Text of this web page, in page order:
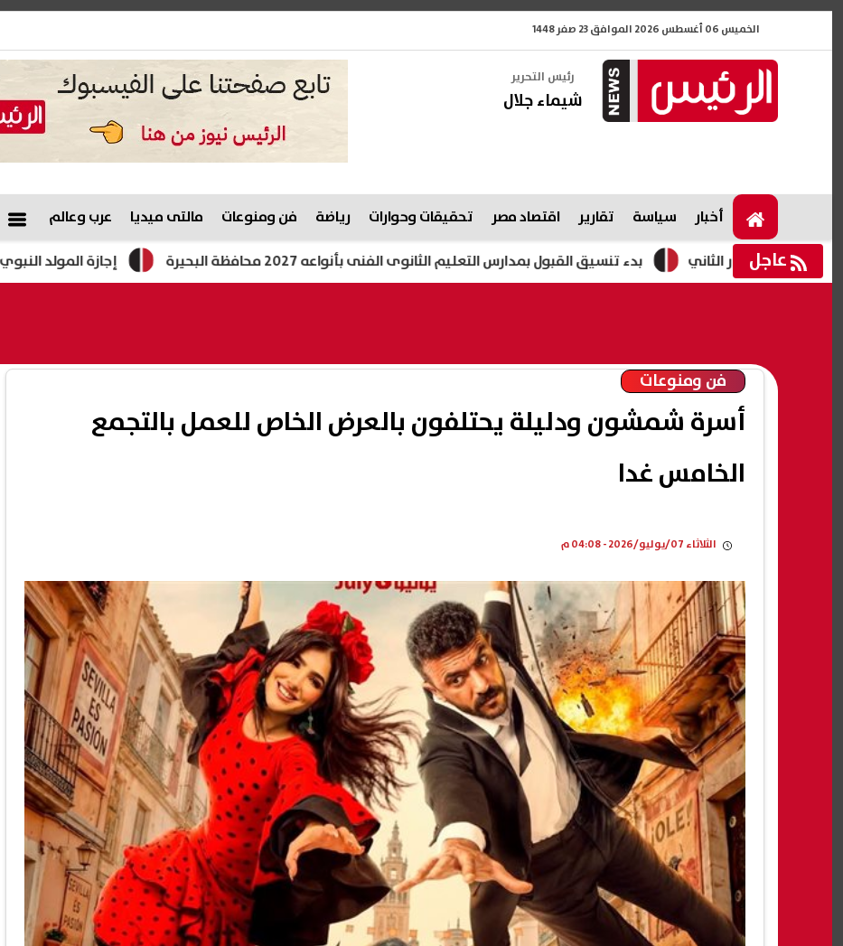
الخميس 06 أغسطس 2026 الموافق 23 صفر 1448
رئيس التحرير
شيماء جلال
أخبار سياسة تقارير اقتصاد مصر تحقيقات وحوارات رياضة فن ومنوعات مالتى ميديا عرب وعالم
عاجل إجازة المولد النبوي 2026.. الموعد الفلكي وترقب للقرار الرسمي بشأن العطلة بدء تنسيق القبول بمدارس التعليم الثانوى الفنى بأنواعه 2027 محافظة البحيرة
فن ومنوعات
أسرة شمشون ودليلة يحتلفون بالعرض الخاص للعمل بالتجمع
الخامس غدا
الثلاثاء 07/يوليو/2026 - 04:08 م